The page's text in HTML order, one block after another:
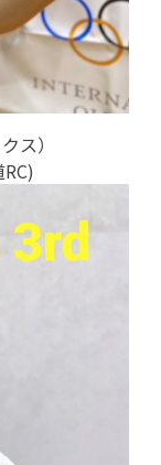
ス）